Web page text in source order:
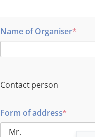
Name of Organiser
Contact person
Form of address